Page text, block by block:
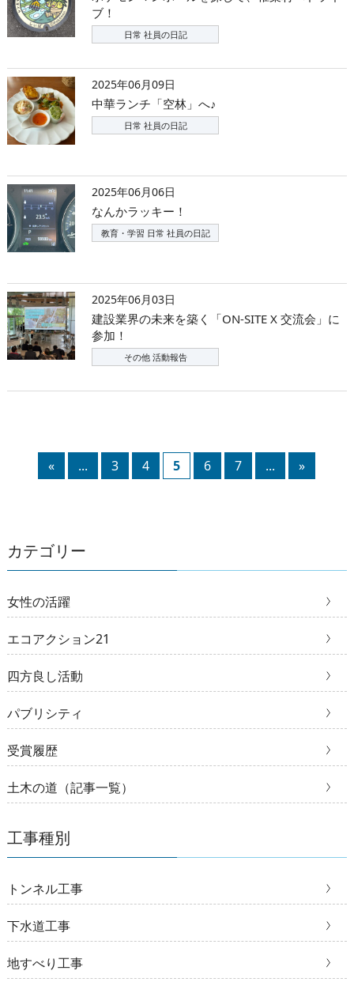
ブ！
日常 社員の日記
2025年06月09日
中華ランチ「空林」へ♪
日常 社員の日記
2025年06月06日
なんかラッキー！
教育・学習 日常 社員の日記
2025年06月03日
建設業界の未来を築く「ON-SITE X 交流会」に
参加！
その他 活動報告
« ... 3 4 5 6 7 ... »
カテゴリー
女性の活躍
エコアクション21
四方良し活動
パブリシティ
受賞履歴
土木の道（記事一覧）
工事種別
トンネル工事
下水道工事
地すべり工事